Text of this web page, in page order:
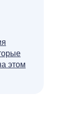
этом